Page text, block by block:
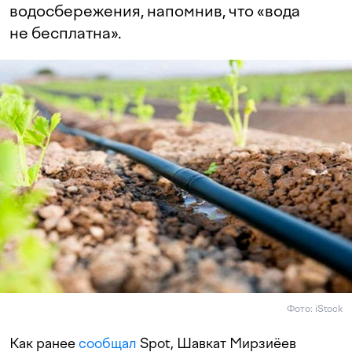
водосбережения, напомнив, что «вода
не бесплатна».
Фото: iStock
Как ранеесообщал Spot, Шавкат Мирзиёев